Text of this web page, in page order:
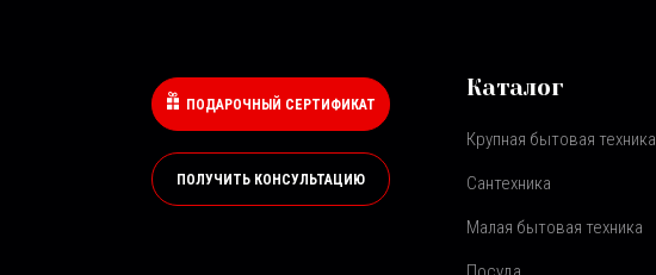
ПОДАРОЧНЫЙ СЕРТИФИКАТ
ПОЛУЧИТЬ КОНСУЛЬТАЦИЮ
Каталог
Крупная бытовая техника
Сантехника
Малая бытовая техника